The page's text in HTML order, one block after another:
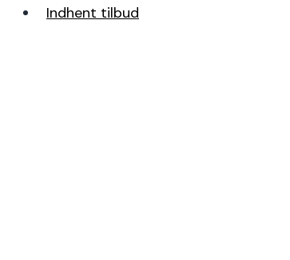
Indhent tilbud